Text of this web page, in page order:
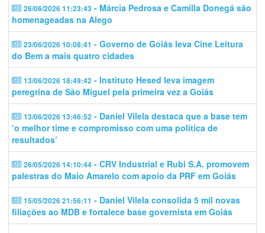
26/06/2026 11:23:43 - Márcia Pedrosa e Camilla Donegá são
homenageadas na Alego
23/06/2026 10:08:41 - Governo de Goiás leva Cine Leitura
do Bem a mais quatro cidades
13/06/2026 18:49:42 - Instituto Hesed leva imagem
peregrina de São Miguel pela primeira vez a Goiás
13/06/2026 13:46:52 - Daniel Vilela destaca que a base tem
‘o melhor time e compromisso com uma política de
resultados’
26/05/2026 14:10:44 - CRV Industrial e Rubi S.A. promovem
palestras do Maio Amarelo com apoio da PRF em Goiás
15/05/2026 21:56:11 - Daniel Vilela consolida 5 mil novas
filiações ao MDB e fortalece base governista em Goiás